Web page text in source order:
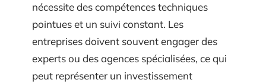
nécessite des compétences techniques
pointues et un suivi constant. Les
entreprises doivent souvent engager des
experts ou des agences spécialisées, ce qui
peut représenter un investissement